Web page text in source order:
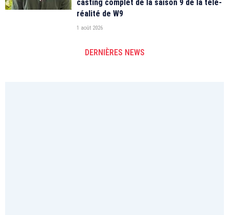
casting complet de la saison 9 de la télé-
réalité de W9
1 août 2026
DERNIÈRES NEWS